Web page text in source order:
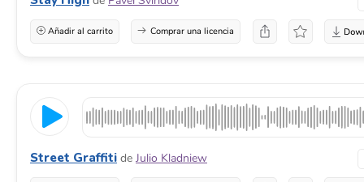
Añadir al carrito Comprar una licencia
Street Graffiti de Julio Kladniew